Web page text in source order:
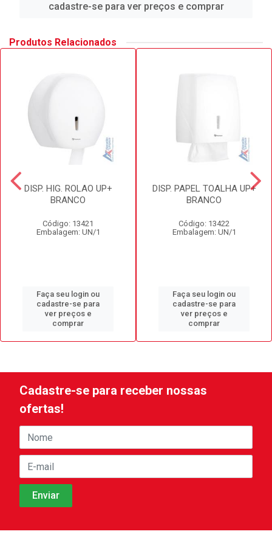
cadastre-se para ver preços e comprar
Produtos Relacionados
DISP. HIG. ROLAO UP+
BRANCO
Código: 13421
Embalagem: UN/1
Faça seu login ou
cadastre-se para
ver preços e
comprar
DISP. PAPEL TOALHA UP+
BRANCO
Código: 13422
Embalagem: UN/1
Faça seu login ou
cadastre-se para
ver preços e
comprar
Cadastre-se para receber nossas
ofertas!